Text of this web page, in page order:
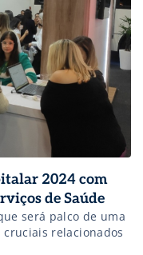
2024 com
de Saúde
será palco de uma
relacionados